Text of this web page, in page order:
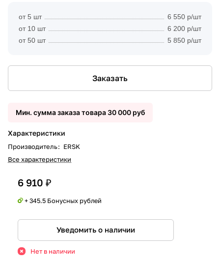
от 5 шт
6 550 р/шт
от 10 шт
6 200 р/шт
от 50 шт
5 850 р/шт
Заказать
Мин. сумма заказа товара 30 000 руб
Характеристики
Производитель: ERSK
Все характеристики
6 910 ₽
+ 345.5 Бонусных рублей
Уведомить о наличии
Нет в наличии